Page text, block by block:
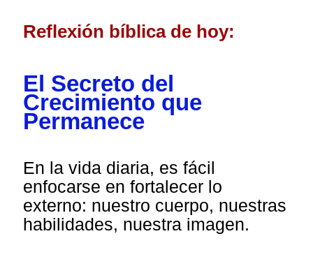
Reflexión bíblica de hoy:
El Secreto del
Crecimiento que
Permanece
En la vida diaria, es fácil
enfocarse en fortalecer lo
externo: nuestro cuerpo, nuestras
habilidades, nuestra imagen.